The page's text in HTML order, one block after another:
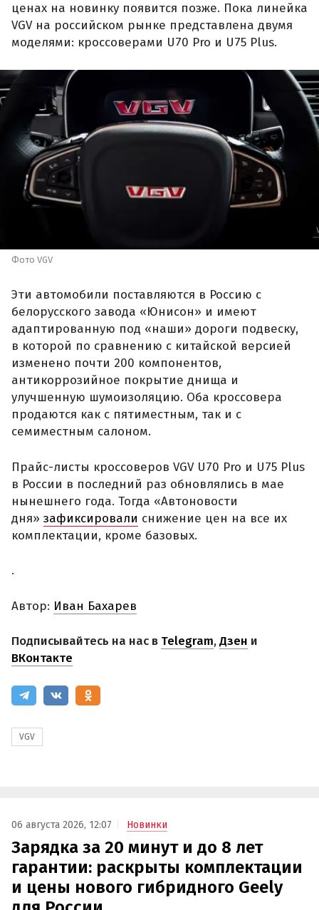
ценах на новинку появится позже. Пока линейка
VGV на российском рынке представлена двумя
моделями: кроссоверами U70 Pro и U75 Plus.
Фото VGV
Эти автомобили поставляются в Россию с
белорусского завода «Юнисон» и имеют
адаптированную под «наши» дороги подвеску,
в которой по сравнению с китайской версией
изменено почти 200 компонентов,
антикоррозийное покрытие днища и
улучшенную шумоизоляцию. Оба кроссовера
продаются как с пятиместным, так и с
семиместным салоном.
Прайс-листы кроссоверов VGV U70 Pro и U75 Plus
в России в последний раз обновлялись в мае
нынешнего года. Тогда «Автоновости
дня» зафиксировали снижение цен на все их
комплектации, кроме базовых.
.
Автор: Иван Бахарев
Подписывайтесь на нас в Telegram,Дзен и
ВКонтакте
VGV
06 августа 2026, 12:07 Новинки
Зарядка за 20 минут и до 8 лет
гарантии: раскрыты комплектации
и цены нового гибридного Geely